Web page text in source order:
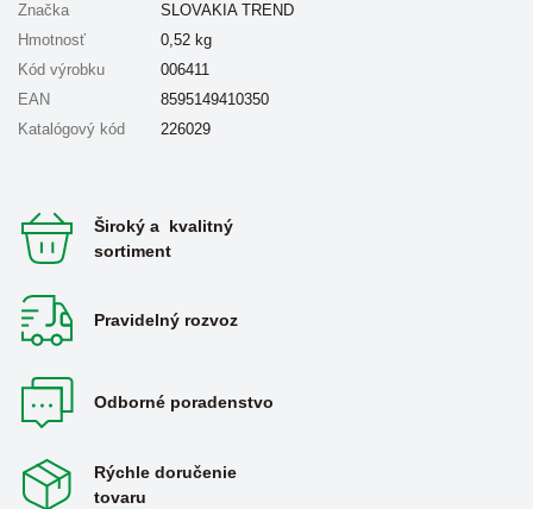
Značka
SLOVAKIA TREND
Hmotnosť
0,52 kg
Kód výrobku
006411
EAN
8595149410350
Katalógový kód
226029
Široký a kvalitný
sortiment
Pravidelný rozvoz
Odborné poradenstvo
Rýchle doručenie
tovaru